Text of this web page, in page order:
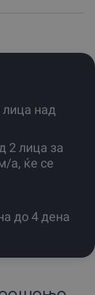
јавање со
и вистинско
избор!
паузата
скара,
ајвар и
над
2 лица за
а, ќе се
до 4 дена